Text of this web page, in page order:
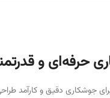
جوشکاری دقیق و کارآمد